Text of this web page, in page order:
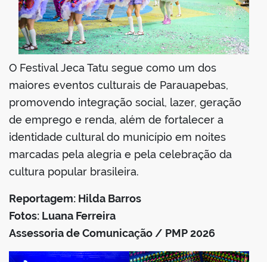
O Festival Jeca Tatu segue como um dos
maiores eventos culturais de Parauapebas,
promovendo integração social, lazer, geração
de emprego e renda, além de fortalecer a
identidade cultural do município em noites
marcadas pela alegria e pela celebração da
cultura popular brasileira.
Reportagem: Hilda Barros
Fotos: Luana Ferreira
Assessoria de Comunicação / PMP 2026